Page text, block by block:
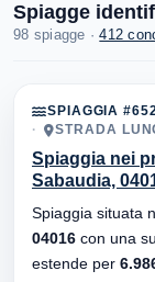
Spiagge
98 spiagge ·412
SPIAGGIA #652
STRADA
Spiaggia nei
Sabaudia,
Spiaggia situata
04016 con una
estende per